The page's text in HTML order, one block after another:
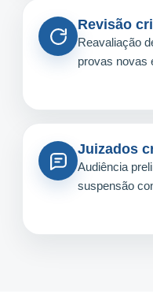
Revisão
Reavaliação
provas novas
Juizados
Audiência
suspensão